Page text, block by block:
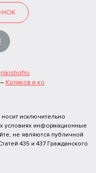
nikishof.ru
Котиков и ко
исключительно
условиях информационные
не являются публичной
435 и 437 Гражданского